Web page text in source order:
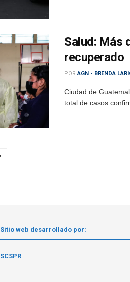
Salud: Más
recuperado
POR AGN - BRENDA
Ciudad de
total de casos
Sitio web desarrollado por:
SCSPR